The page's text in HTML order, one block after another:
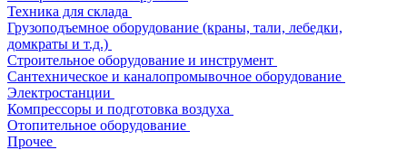
Техника для склада
Грузоподъемное оборудование (краны, тали, лебедки,
домкраты и т.д.)
Строительное оборудование и инструмент
Сантехническое и каналопромывочное оборудование
Электростанции
Компрессоры и подготовка воздуха
Отопительное оборудование
Прочее